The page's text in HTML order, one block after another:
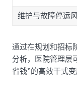
维护与故障停运
通过在规划和招标
分析，医院管理层
省钱”的高效干式变